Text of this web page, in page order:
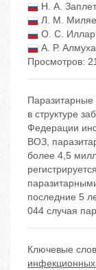
Н. А.
Л. М.
О. С.
А. Р.
Просмотров:
в структуре
Федерации
ВОЗ,
более 4,5
последние 5
044 случая
Ключевые